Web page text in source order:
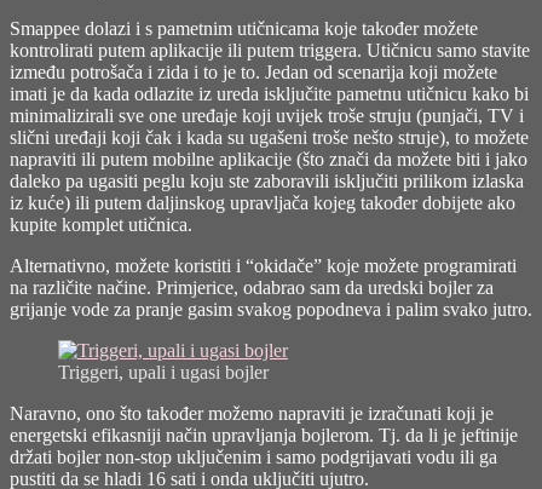
Smappee dolazi i s pametnim utičnicama koje također možete
kontrolirati putem aplikacije ili putem triggera. Utičnicu samo stavite
između potrošača i zida i to je to. Jedan od scenarija koji možete
imati je da kada odlazite iz ureda isključite pametnu utičnicu kako bi
minimalizirali sve one uređaje koji uvijek troše struju (punjači, TV i
slični uređaji koji čak i kada su ugašeni troše nešto struje), to možete
napraviti ili putem mobilne aplikacije (što znači da možete biti i jako
daleko pa ugasiti peglu koju ste zaboravili isključiti prilikom izlaska
iz kuće) ili putem daljinskog upravljača kojeg također dobijete ako
kupite komplet utičnica.
Alternativno, možete koristiti i “okidače” koje možete programirati
na različite načine. Primjerice, odabrao sam da uredski bojler za
grijanje vode za pranje gasim svakog popodneva i palim svako jutro.
Triggeri, upali i ugasi bojler
Naravno, ono što također možemo napraviti je izračunati koji je
energetski efikasniji način upravljanja bojlerom. Tj. da li je jeftinije
držati bojler non-stop uključenim i samo podgrijavati vodu ili ga
pustiti da se hladi 16 sati i onda uključiti ujutro.